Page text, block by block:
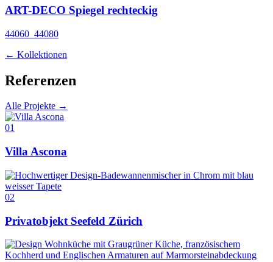
ART-DECO Spiegel rechteckig
44060_44080
← Kollektionen
Referenzen
Alle Projekte →
01
Villa Ascona
02
Privatobjekt Seefeld Zürich